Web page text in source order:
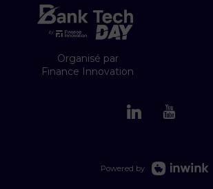
Organisé par
Finance Innovation
Powered by